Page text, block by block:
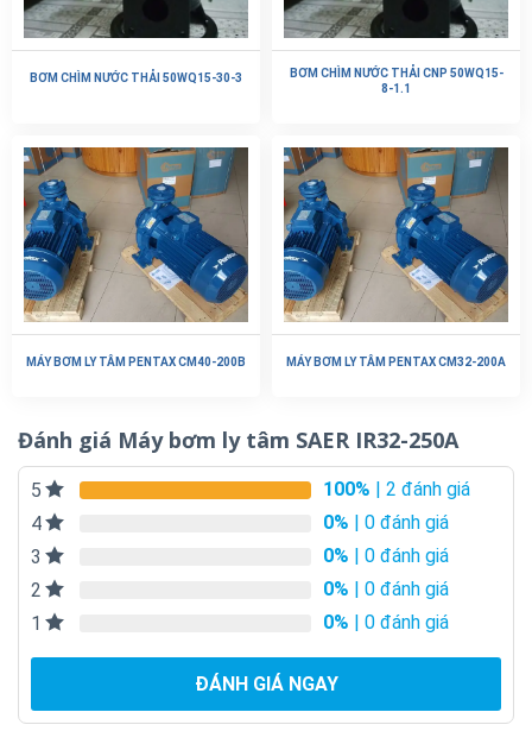
BƠM CHÌM NƯỚC THẢI 50WQ15-30-3
BƠM CHÌM NƯỚC THẢI CNP 50WQ15-
8-1.1
MÁY BƠM LY TÂM PENTAX CM40-200B MÁY BƠM LY TÂM PENTAX CM32-200A
Đánh giá Máy bơm ly tâm SAER IR32-250A
5 100% | 2 đánh giá
4
0% | 0 đánh giá
3
0% | 0 đánh giá
2
0% | 0 đánh giá
1
0% | 0 đánh giá
ĐÁNH GIÁ NGAY